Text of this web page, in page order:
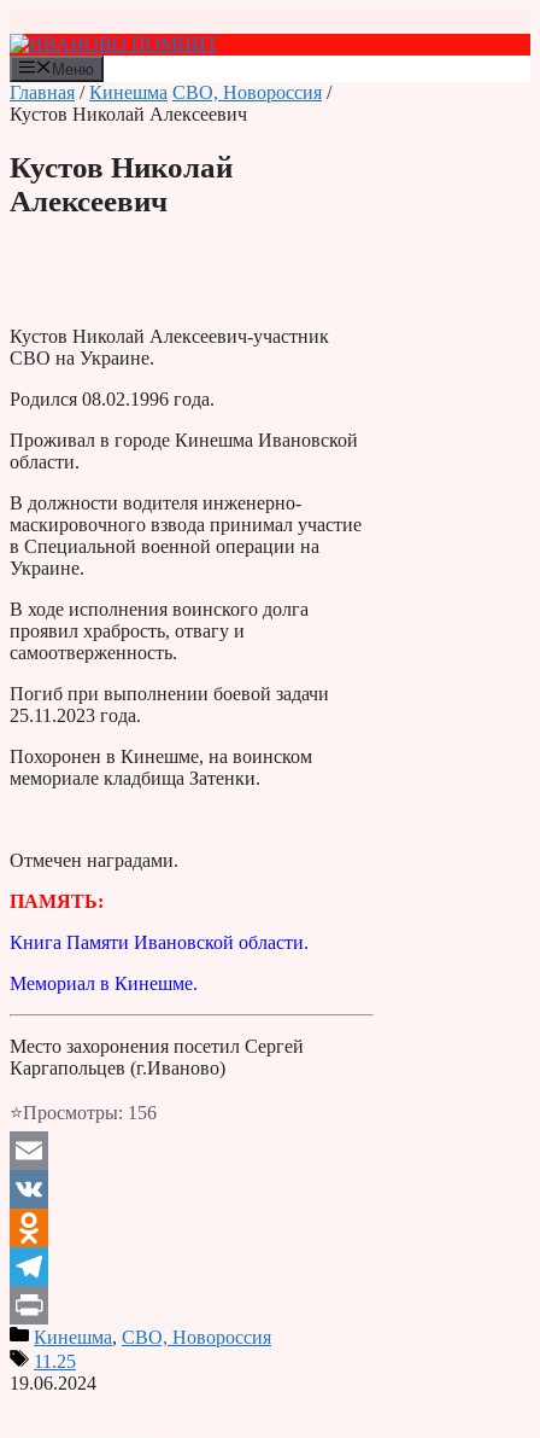
к
содержимому
Меню
Главная /Кинешма СВО, Новороссия /
Кустов Николай Алексеевич
Кустов Николай
Алексеевич
Кустов Николай Алексеевич-участник
СВО на Украине.
Родился 08.02.1996 года.
Проживал в городе Кинешма Ивановской
области.
В должности водителя инженерно-
маскировочного взвода принимал участие
в Специальной военной операции на
Украине.
В ходе исполнения воинского долга
проявил храбрость, отвагу и
самоотверженность.
Погиб при выполнении боевой задачи
25.11.2023 года.
Похоронен в Кинешме, на воинском
мемориале кладбища Затенки.
Отмечен наградами.
ПАМЯТЬ:
Книга Памяти Ивановской области.
Мемориал в Кинешме.
Место захоронения посетил Сергей
Каргапольцев (г.Иваново)
⭐Просмотры: 156
Email
VK
Odnoklassniki
Telegram
PrintКинешма, СВО, Новороссия
11.25
19.06.2024